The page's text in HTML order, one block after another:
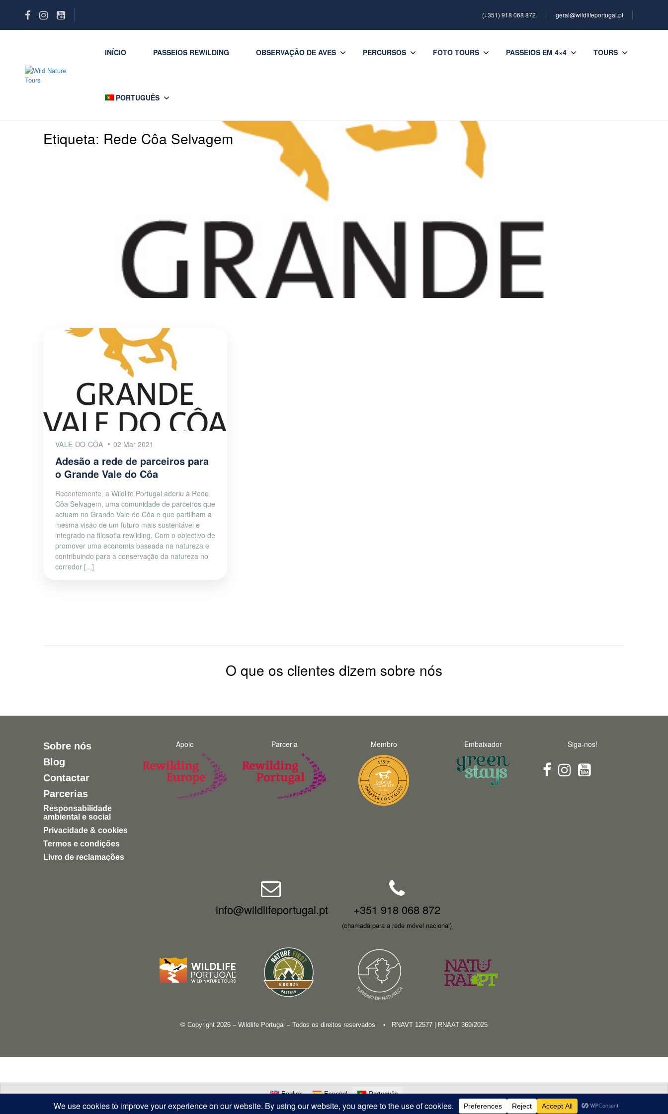
(+351) 918 068 872 geral@wildlifeportugal.pt
INÍCIO PASSEIOS REWILDING OBSERVAÇÃO DE AVES PERCURSOS FOTO TOURS PASSEIOS EM 4×4 TOURS
PORTUGUÊS
Etiqueta: Rede Côa Selvagem
VALE DO CÔA 02 Mar 2021
Adesão a rede de parceiros para
o Grande Vale do Côa
Recentemente, a Wildlife Portugal aderiu à Rede
Côa Selvagem, uma comunidade de parceiros que
actuam no Grande Vale do Côa e que partilham a
mesma visão de um futuro mais sustentável e
integrado na filosofia rewilding. Com o objectivo de
promover uma economia baseada na natureza e
contribuindo para a conservação da natureza no
corredor [...]
O que os clientes dizem sobre nós
Sobre nós
Blog
Contactar
Parcerias
Responsabilidade
ambiental e social
Privacidade & cookies
Termos e condições
Livro de reclamações
Apoio Parceria Membro Embaixador Siga-nos!
info@wildlifeportugal.pt +351 918 068 872
(chamada para a rede móvel nacional)
© Copyright 2026 – Wildlife Portugal – Todos os direitos reservados • RNAVT 12577 | RNAAT 369/2025
English Español Português